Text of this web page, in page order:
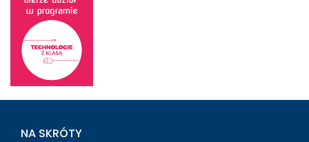
NA SKRÓTY